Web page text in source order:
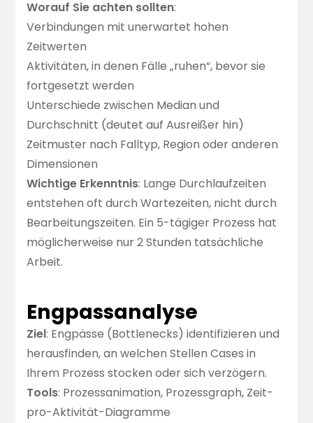
Worauf Sie achten sollten:
Verbindungen mit unerwartet hohen
Zeitwerten
Aktivitäten, in denen Fälle „ruhen“, bevor sie
fortgesetzt werden
Unterschiede zwischen Median und
Durchschnitt (deutet auf Ausreißer hin)
Zeitmuster nach Falltyp, Region oder anderen
Dimensionen
Wichtige Erkenntnis: Lange Durchlaufzeiten
entstehen oft durch Wartezeiten, nicht durch
Bearbeitungszeiten. Ein 5-tägiger Prozess hat
möglicherweise nur 2 Stunden tatsächliche
Arbeit.
Engpassanalyse
Ziel: Engpässe (Bottlenecks) identifizieren und
herausfinden, an welchen Stellen Cases in
Ihrem Prozess stocken oder sich verzögern.
Tools: Prozessanimation, Prozessgraph, Zeit-
pro-Aktivität-Diagramme